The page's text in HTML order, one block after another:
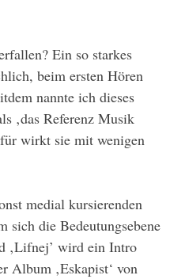
beim ersten Hören
nannte ich dieses
‚das Referenz Musik
wirkt sie mit wenigen
sich die Bedeutungsebene
‚Lifnej’ wird ein Intro
Album ‚Eskapist‘ von